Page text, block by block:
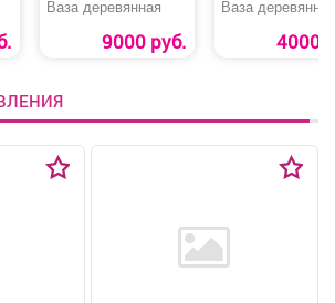
Ваза деревянная
9000 руб.
Ваза деревянная
4000